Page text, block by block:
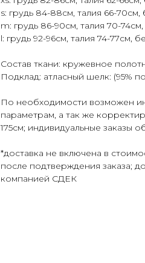
s: грудь 84-88см, талия 66-
m: грудь 86-90см, талия 70-
l: грудь 92-96см, талия 74-77см,
Состав ткани: кружевное
Подклад: атласный шелк: (95%
По необходимости возможен
параметрам, а так же
175см; индивидуальные заказы
*доставка не включена в
после подтверждения заказа;
компанией СДЕК